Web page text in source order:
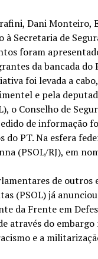
Dani Monteiro,
Secretaria de
foram
da bancada do
foi levada a
e pela
o Conselho de
de informação
do PT. Na esfera
(PSOL/RJ), em
de outros
(PSOL) já
da Frente em
através do
e a